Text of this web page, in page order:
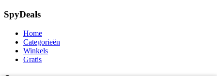
SpyDeals
Home
Categorieën
Winkels
Gratis
Over ons